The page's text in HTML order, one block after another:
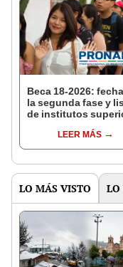
Beca 18-2026:
la segunda fase y
de institutos
LEER MÁS
LO MÁS VISTO LO